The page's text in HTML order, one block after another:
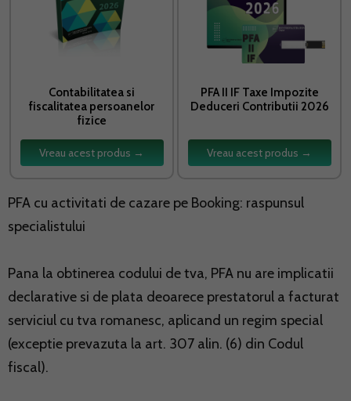
Contabilitatea si
fiscalitatea persoanelor
fizice
Vreau acest produs →
PFA II IF Taxe Impozite
Deduceri Contributii 2026
Vreau acest produs →
PFA cu activitati de cazare pe Booking: raspunsul
specialistului
Pana la obtinerea codului de tva, PFA nu are implicatii
declarative si de plata deoarece prestatorul a facturat
serviciul cu tva romanesc, aplicand un regim special
(exceptie prevazuta la art. 307 alin. (6) din Codul
fiscal).